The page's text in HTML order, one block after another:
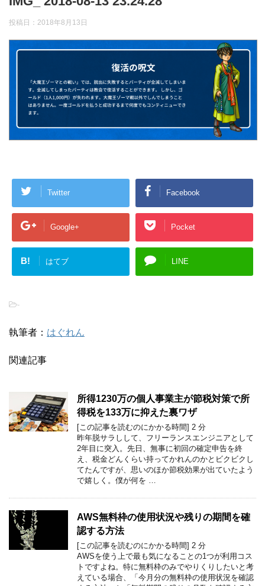
投稿日： 2018年8月13日
Twitter Facebook
Google+ Pocket
B! はてブ LINE
-
執筆者： はぐれん
関連記事
所得1230万の個人事業主が節税対策で所
得税を133万に抑えた裏ワザ
[この記事を読むのにかかる時間] 2 分
昨年脱サラしして、フリーランスエンジニアとして
2年目に突入。先日、無事に初回の確定申告を終
え、税金どんくらい持ってかれんのかとビクビクし
てたんですが、思いのほか節税効果が出ていたよう
で嬉しく。僕が何を …
AWS無料枠の使用状況や残りの期間を確
認する方法
[この記事を読むのにかかる時間] 2 分
AWSを使う上で最も気になることの1つが利用コス
トですよね。特に無料枠のみでやりくりしたいと考
えている場合、「今月分の無料枠の使用状況を確認